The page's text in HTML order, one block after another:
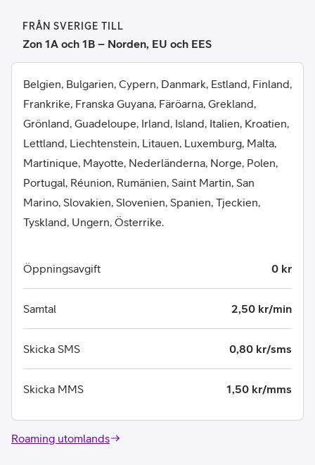
FRÅN SVERIGE TILL
Zon 1A och 1B – Norden, EU och EES
Belgien, Bulgarien, Cypern, Danmark, Estland, Finland,
Frankrike, Franska Guyana, Färöarna, Grekland,
Grönland, Guadeloupe, Irland, Island, Italien, Kroatien,
Lettland, Liechtenstein, Litauen, Luxemburg, Malta,
Martinique, Mayotte, Nederländerna, Norge, Polen,
Portugal, Réunion, Rumänien, Saint Martin, San
Marino, Slovakien, Slovenien, Spanien, Tjeckien,
Tyskland, Ungern, Österrike.
Öppningsavgift 0 kr
Samtal 2,50 kr/min
Skicka SMS 0,80 kr/sms
Skicka MMS 1,50 kr/mms
Roaming utomlands